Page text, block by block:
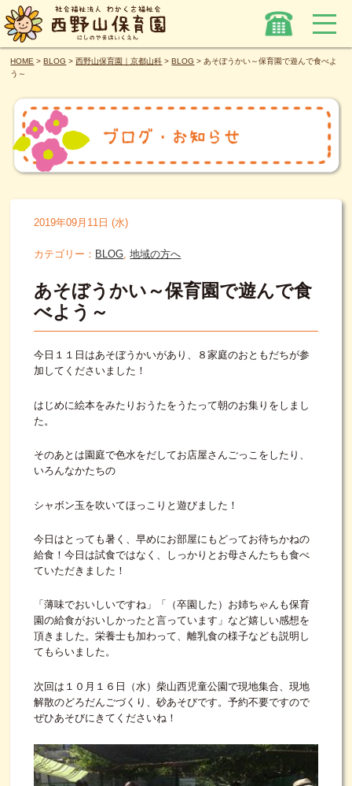
HOME >BLOG >西野山保育園｜京都山科 >BLOG > あそぼうかい～保育園で遊んで食べよ
う～
2019年09月11日 (水)
カテゴリー： BLOG,地域の方へ
あそぼうかい～保育園で遊んで食
べよう～
今日１１日はあそぼうかいがあり、８家庭のおともだちが参
加してくださいました！
はじめに絵本をみたりおうたをうたって朝のお集りをしまし
た。
そのあとは園庭で色水をだしてお店屋さんごっこをしたり、
いろんなかたちの
シャボン玉を吹いてほっこりと遊びました！
今日はとっても暑く、早めにお部屋にもどってお待ちかねの
給食！今日は試食ではなく、しっかりとお母さんたちも食べ
ていただきました！
「薄味でおいしいですね」「（卒園した）お姉ちゃんも保育
園の給食がおいしかったと言っています」など嬉しい感想を
頂きました。栄養士も加わって、離乳食の様子なども説明し
てもらいました。
次回は１０月１６日（水）柴山西児童公園で現地集合、現地
解散のどろだんごづくり、砂あそびです。予約不要ですので
ぜひあそびにきてくださいね！